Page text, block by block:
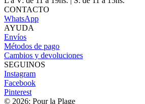
CONTACTO
WhatsApp
AYUDA
Envíos
Métodos de pago
Cambios y devoluciones
SEGUINOS
Instagram
Facebook
Pinterest
© 2026: Pour la Plage